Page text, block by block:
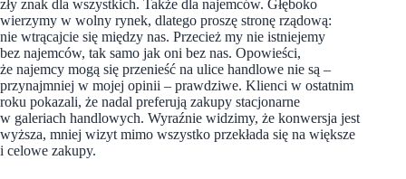
zły znak dla wszystkich. Także dla najemców. Głęboko
wierzymy w wolny rynek, dlatego proszę stronę rządową:
nie wtrącajcie się między nas. Przecież my nie istniejemy
bez najemców, tak samo jak oni bez nas. Opowieści,
że najemcy mogą się przenieść na ulice handlowe nie są –
przynajmniej w mojej opinii – prawdziwe. Klienci w ostatnim
roku pokazali, że nadal preferują zakupy stacjonarne
w galeriach handlowych. Wyraźnie widzimy, że konwersja jest
wyższa, mniej wizyt mimo wszystko przekłada się na większe
i celowe zakupy.